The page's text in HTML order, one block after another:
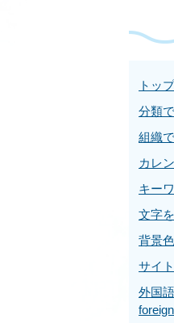
トッ
分類
組織
カレ
キー
文字
背景
サイ
外国